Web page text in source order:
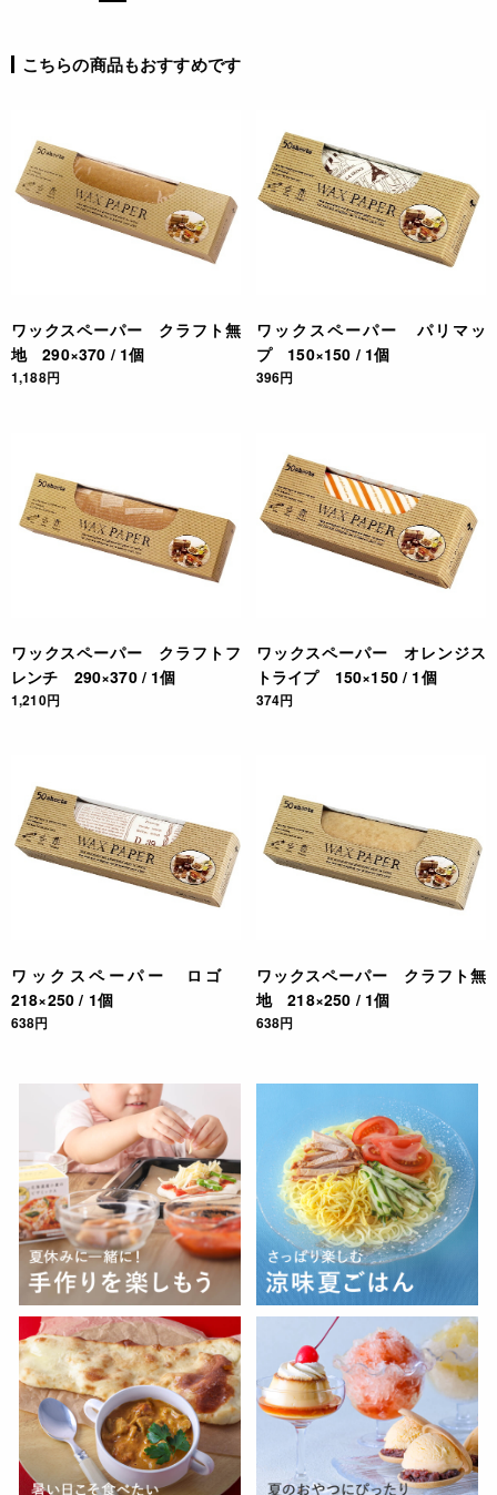
こちらの商品もおすすめです
ワックスペーパー クラフト無
地 290×370 / 1個
1,188円
ワックスペーパー パリマッ
プ 150×150 / 1個
396円
ワックスペーパー クラフトフ
レンチ 290×370 / 1個
1,210円
ワックスペーパー オレンジス
トライプ 150×150 / 1個
374円
ワックスペーパー ロゴ
218×250 / 1個
638円
ワックスペーパー クラフト無
地 218×250 / 1個
638円